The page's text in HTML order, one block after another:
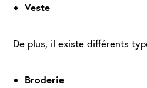
Veste
De plus, il existe différents
Broderie